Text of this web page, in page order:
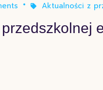
Aktualności z